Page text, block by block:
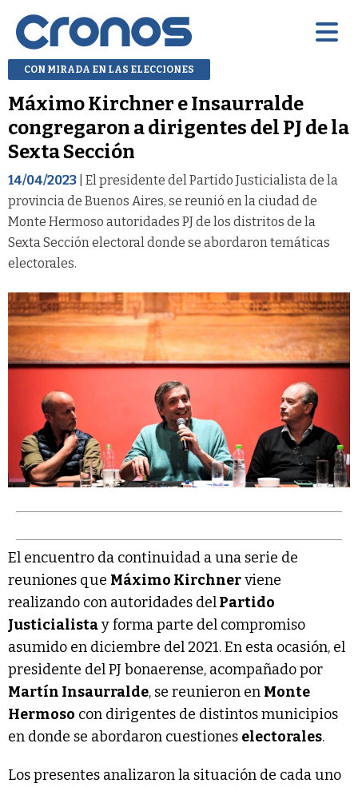
CON MIRADA EN LAS ELECCIONES
Máximo Kirchner e Insaurralde
congregaron a dirigentes del PJ de la
Sexta Sección
14/04/2023 | El presidente del Partido Justicialista de la
provincia de Buenos Aires, se reunió en la ciudad de
Monte Hermoso autoridades PJ de los distritos de la
Sexta Sección electoral donde se abordaron temáticas
electorales.
El encuentro da continuidad a una serie de
reuniones que Máximo Kirchnerviene
realizando con autoridades delPartido
Justicialistay forma parte del compromiso
asumido en diciembre del 2021. En esta ocasión, el
presidente del PJ bonaerense, acompañado por
Martín Insaurralde, se reunieron en Monte
Hermoso con dirigentes de distintos municipios
en donde se abordaron cuestiones electorales.
Los presentes analizaron la situación de cada uno